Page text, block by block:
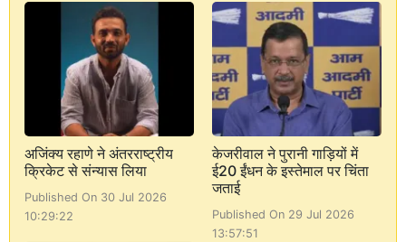
अजिंक्य रहाणे ने अंतरराष्ट्रीय
क्रिकेट से संन्यास लिया
Published On 30 Jul 2026
10:29:22
केजरीवाल ने पुरानी गाड़ियों में
ई20 ईंधन के इस्तेमाल पर चिंता
जताई
Published On 29 Jul 2026
13:57:51